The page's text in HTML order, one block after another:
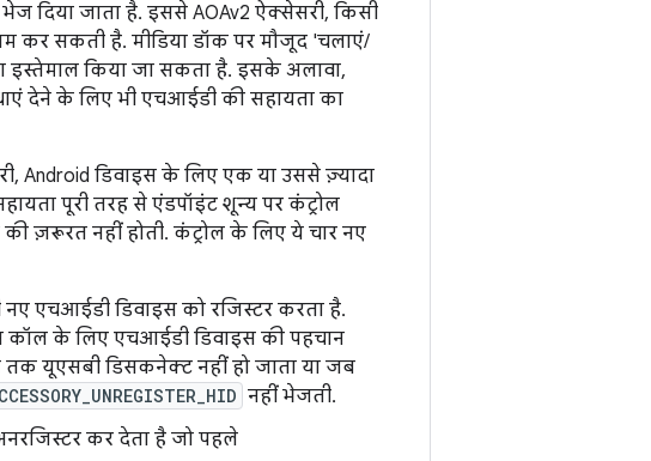
दिया जाता है. इससे AOAv2 ऐक्सेसरी, किसी
कर सकती है. मीडिया डॉक पर मौजूद 'चलाएं/
इस्तेमाल किया जा सकता है. इसके अलावा,
देने के लिए भी एचआईडी की सहायता का
Android डिवाइस के लिए एक या उससे ज़्यादा
पूरी तरह से एंडपॉइंट शून्य पर कंट्रोल
ज़रूरत नहीं होती. कंट्रोल के लिए ये चार नए
एचआईडी डिवाइस को रजिस्टर करता है.
कॉल के लिए एचआईडी डिवाइस की पहचान
यूएसबी डिसकनेक्ट नहीं हो जाता या जब
नहीं भेजती.
कर देता है जो पहले